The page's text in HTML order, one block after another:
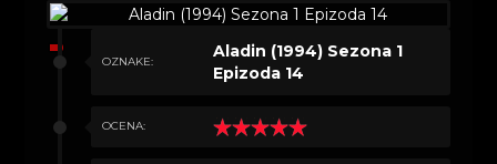
OZNAKE:
Aladin (1994) Sezona 1
Epizoda 14
OCENA: